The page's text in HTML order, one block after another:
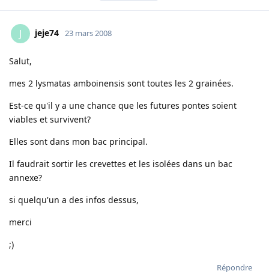
J jeje74 23 mars 2008
Salut,
mes 2 lysmatas amboinensis sont toutes les 2 grainées.
Est-ce qu'il y a une chance que les futures pontes soient
viables et survivent?
Elles sont dans mon bac principal.
Il faudrait sortir les crevettes et les isolées dans un bac
annexe?
si quelqu'un a des infos dessus,
merci
;)
Répondre